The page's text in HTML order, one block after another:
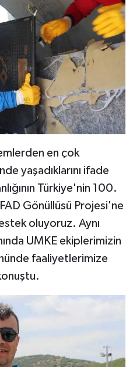
en çok
yaşadıklarını ifade
Türkiye'nin 100.
Gönüllüsü Projesi'ne
oluyoruz. Aynı
UMKE ekiplerimizin
faaliyetlerimize